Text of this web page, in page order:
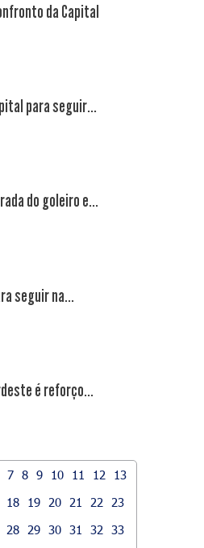
da Capital
para seguir...
do goleiro e...
seguir na...
é reforço...
7 8 9 10 11 12
13
18 19 20 21 22
23
28 29 30 31 32
33